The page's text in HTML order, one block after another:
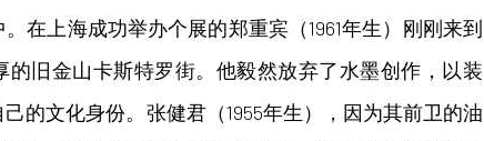
在上海成功举办个展的郑重宾（1961年生）刚刚来到
的旧金山卡斯特罗街。他毅然放弃了水墨创作，以装
的文化身份。张健君（1955年生），因为其前卫的油